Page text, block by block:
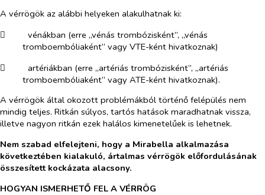
A vérrögök az alábbi helyeken alakulhatnak ki:
​
vénákban (erre „vénás trombózisként”, „vénás
tromboembóliaként” vagy VTE-ként hivatkoznak)
​
artériákban (erre „artériás trombózisként”, „artériás
tromboembóliaként” vagy ATE-ként hivatkoznak).
A vérrögök által okozott problémákból történő felépülés nem
mindig teljes. Ritkán súlyos, tartós hatások maradhatnak vissza,
illetve nagyon ritkán ezek halálos kimenetelűek is lehetnek.
Nem szabad elfelejteni, hogy a Mirabella alkalmazása
következtében kialakuló, ártalmas vérrögök előfordulásának
összesített kockázata alacsony.
HOGYAN ISMERHETŐ FEL A VÉRRÖG